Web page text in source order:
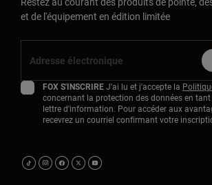
et de l'équipement en édition limitée
FOX S'INSCRIREJ'ai lu et j'accepte la
concernant la protection des données en
lettre d'information. Pour accéder aux
recevrez un courriel confirmant votre